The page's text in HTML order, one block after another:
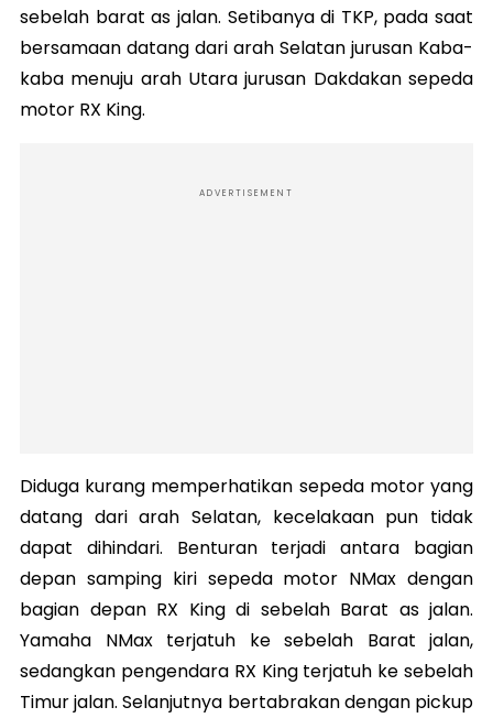
sebelah barat as jalan. Setibanya di TKP, pada saat
bersamaan datang dari arah Selatan jurusan Kaba-
kaba menuju arah Utara jurusan Dakdakan sepeda
motor RX King.
ADVERTISEMENT
Diduga kurang memperhatikan sepeda motor yang
datang dari arah Selatan, kecelakaan pun tidak
dapat dihindari. Benturan terjadi antara bagian
depan samping kiri sepeda motor NMax dengan
bagian depan RX King di sebelah Barat as jalan.
Yamaha NMax terjatuh ke sebelah Barat jalan,
sedangkan pengendara RX King terjatuh ke sebelah
Timur jalan. Selanjutnya bertabrakan dengan pickup